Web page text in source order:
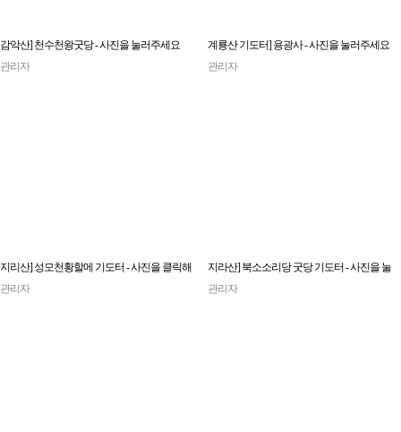
감악산] 천수천왕굿당 - 사진을 눌러주세요
관리자
계룡산 기도터] 용광사 - 사진을 눌러주세요
관리자
지리산] 성모천황할메 기도터 - 사진을 클릭해
주세요
관리자
지라산] 북소소리당 굿당 기도터 - 사진을 눌
러주세요
관리자